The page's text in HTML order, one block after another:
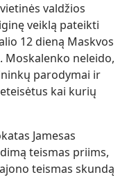
valdžios
veiklą pateikti
12 dieną Maskvos
Moskalenko neleido,
parodymai ir
kai kurių
Jamesas
teismas priims,
teismas skundą